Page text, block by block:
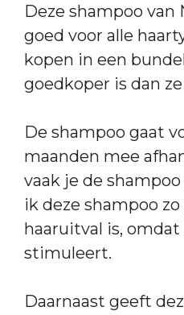
Deze shampoo van
goed voor alle
kopen in een
goedkoper is dan ze
De shampoo gaat
maanden mee
vaak je de
ik deze shampoo
haaruitval is,
stimuleert.
Daarnaast geeft